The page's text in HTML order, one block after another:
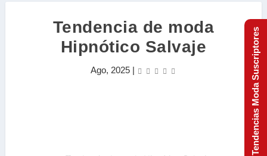
Tendencia de moda
Hipnótico Salvaje
Ago, 2025| Tendencias Moda Suscriptores